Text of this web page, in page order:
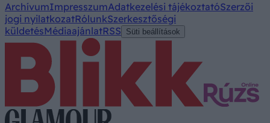
ArchívumImpresszumAdatkezelési tájékoztatóSzerzői
jogi nyilatkozatRólunkSzerkesztőségi
küldetésMédiaajánlatRSS Süti beállítások